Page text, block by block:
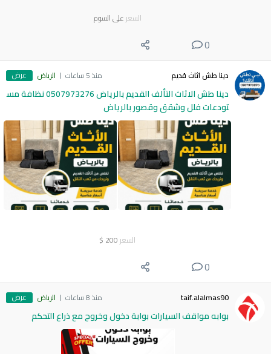
السعر على السوم
0
دينا طش اثاث قديم منذ 5 ساعات الرياض عرض
دينا طش الاثاث التألف القديم بالرياض 0507973276 نظافة مس
تودعات فلل وشقق وقصور بالرياض
السعر 200
$
0
taif.alalmas90 منذ 8 ساعات الرياض عرض
بوابه مواقف السيارات بوابة دخول وخروج مع ذراع التحكم